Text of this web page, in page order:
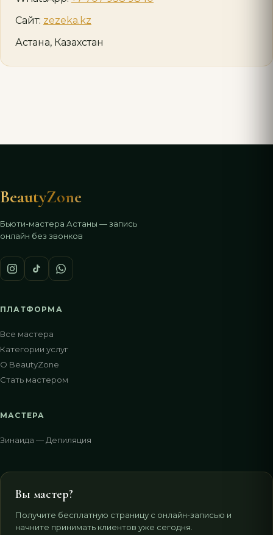
Сайт: zezeka.kz
Астана, Казахстан
BeautyZone
Бьюти-мастера Астаны — запись
онлайн без звонков
ПЛАТФОРМА
Все мастера
Категории услуг
О BeautyZone
Стать мастером
МАСТЕРА
Зинаида — Депиляция
Вы мастер?
Получите бесплатную страницу с онлайн-записью и
начните принимать клиентов уже сегодня.